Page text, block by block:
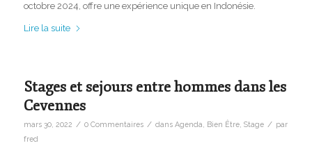
octobre 2024, offre une expérience unique en Indonésie.
Lire la suite
Stages et sejours entre hommes dans les
Cevennes
mars 30, 2022 / 0 Commentaires / dans Agenda Bien Être, Stage / par
fred